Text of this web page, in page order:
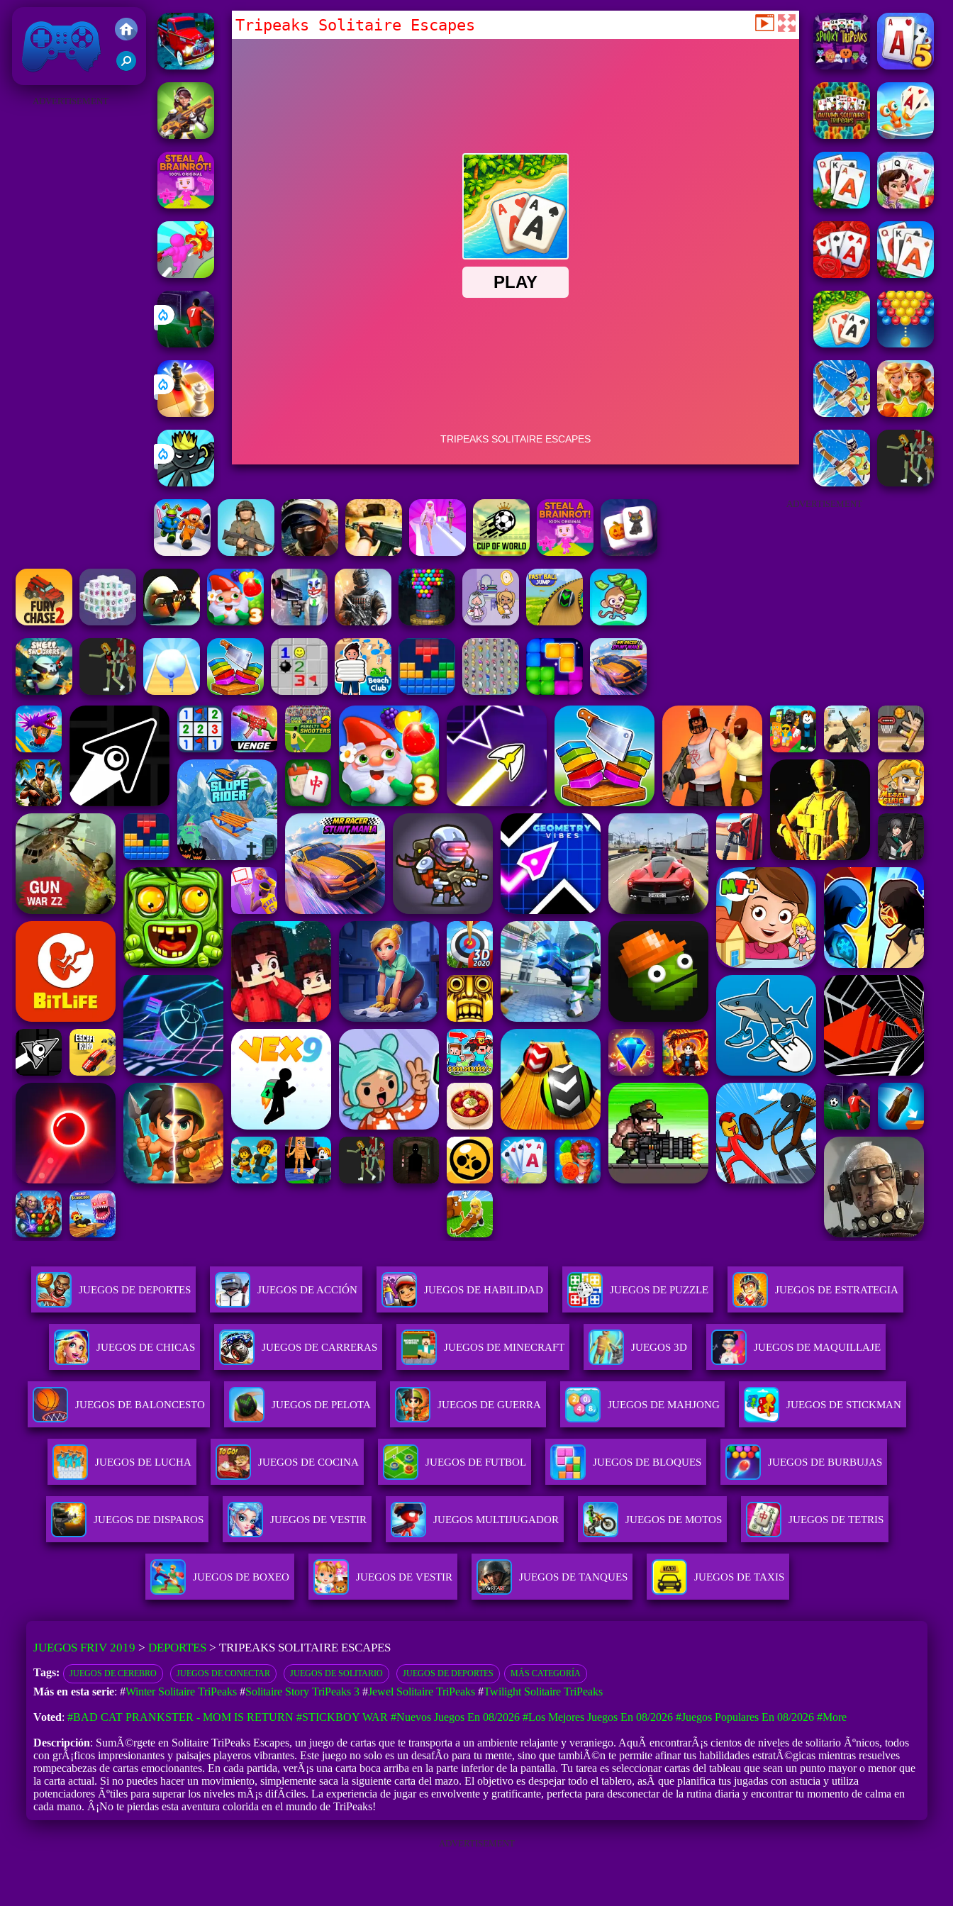
Juegos Friv 2019
ADVERTISEMENT
Tripeaks Solitaire Escapes
ADVERTISEMENT
JUEGOS DE DEPORTES JUEGOS DE ACCIÓN JUEGOS DE HABILIDAD JUEGOS DE PUZZLE JUEGOS DE ESTRATEGIA
JUEGOS DE CHICAS JUEGOS DE CARRERAS JUEGOS DE MINECRAFT JUEGOS 3D JUEGOS DE MAQUILLAJE
JUEGOS DE BALONCESTO JUEGOS DE PELOTA JUEGOS DE GUERRA JUEGOS DE MAHJONG JUEGOS DE STICKMAN
JUEGOS DE LUCHA JUEGOS DE COCINA JUEGOS DE FUTBOL JUEGOS DE BLOQUES JUEGOS DE BURBUJAS
JUEGOS DE DISPAROS JUEGOS DE VESTIR JUEGOS MULTIJUGADOR JUEGOS DE MOTOS JUEGOS DE TETRIS
JUEGOS DE BOXEO JUEGOS DE VESTIR JUEGOS DE TANQUES JUEGOS DE TAXIS
JUEGOS FRIV 2019 > DEPORTES> TRIPEAKS SOLITAIRE ESCAPES
Tags: JUEGOS DE CEREBRO JUEGOS DE CONECTAR JUEGOS DE SOLITARIO JUEGOS DE DEPORTES MÁS CATEGORÍA
Más en esta serie: #Winter Solitaire TriPeaks#Solitaire Story TriPeaks 3#Jewel Solitaire TriPeaks#Twilight Solitaire TriPeaks
Voted: #BAD CAT PRANKSTER - MOM IS RETURN #STICKBOY WAR #Nuevos Juegos En 08/2026 #Los Mejores Juegos En 08/2026 #Juegos Populares En 08/2026 #more
Descripción: SumÃ©rgete en Solitaire TriPeaks Escapes, un juego de cartas que te transporta a un ambiente relajante y veraniego. AquÃ­ encontrarÃ¡s cientos de niveles de solitario Ãºnicos, todos
con grÃ¡ficos impresionantes y paisajes playeros vibrantes. Este juego no solo es un desafÃ­o para tu mente, sino que tambiÃ©n te permite afinar tus habilidades estratÃ©gicas mientras resuelves
rompecabezas de cartas emocionantes. En cada partida, verÃ¡s una carta boca arriba en la parte inferior de la pantalla. Tu tarea es seleccionar cartas del tableau que sean un punto mayor o menor que
la carta actual. Si no puedes hacer un movimiento, simplemente saca la siguiente carta del mazo. El objetivo es despejar todo el tablero, asÃ­ que planifica tus jugadas con astucia y utiliza
potenciadores Ãºtiles para superar los niveles mÃ¡s difÃ­ciles. La experiencia de jugar es envolvente y gratificante, perfecta para desconectar de la rutina diaria y encontrar tu momento de calma en
cada mano. Â¡No te pierdas esta aventura colorida en el mundo de TriPeaks!
ADVERTISEMENT